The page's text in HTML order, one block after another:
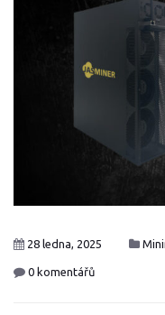
28 ledna, 2025
0 komentářů